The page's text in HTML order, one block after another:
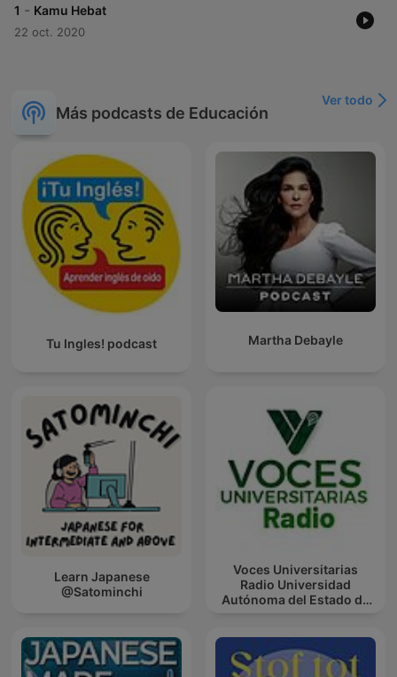
1 - Kamu Hebat
22 oct. 2020
Más podcasts de Educación
Ver todo
Tu Ingles! podcast Martha Debayle
Learn Japanese
@Satominchi
Voces Universitarias
Radio Universidad
Autónoma del Estado de